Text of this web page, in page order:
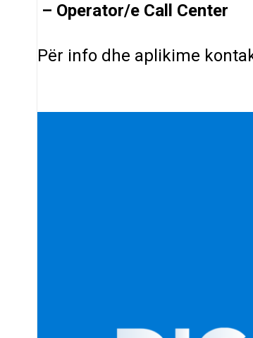
– Operator/e Call Center
Për info dhe aplikime